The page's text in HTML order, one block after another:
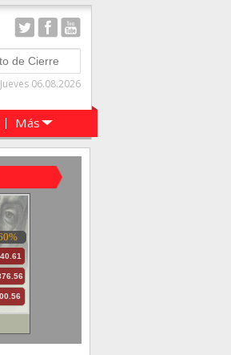
Jueves 06.08.2026
Más